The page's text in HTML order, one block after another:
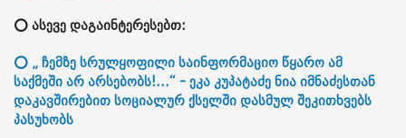
⭕ ასევე დაგაინტერესებთ:
⭕ „ ჩემზე სრულყოფილი საინფორმაციო წყარო ამ
საქმეში არ არსებობს!...“ - ეკა კუპატაძე ნია იმნაძესთან
დაკავშირებით სოციალურ ქსელში დასმულ შეკითხვებს
პასუხობს